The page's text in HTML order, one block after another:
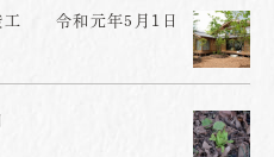
工 令和元年5月1日
日